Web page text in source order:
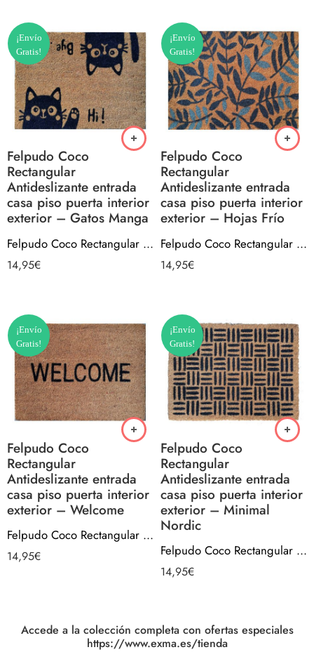
¡Envío
Gratis!
Felpudo Coco
Rectangular
Antideslizante entrada
casa piso puerta interior
exterior – Gatos Manga
Felpudo Coco Rectangular Antideslizante entrada casa piso puerta interior exterior – Gatos Manga
14,95€
¡Envío
Gratis!
Felpudo Coco
Rectangular
Antideslizante entrada
casa piso puerta interior
exterior – Hojas Frío
Felpudo Coco Rectangular Antideslizante entrada casa piso puerta interior exterior – Hojas Frío
14,95€
¡Envío
Gratis!
Felpudo Coco
Rectangular
Antideslizante entrada
casa piso puerta interior
exterior – Welcome
Felpudo Coco Rectangular Antideslizante entrada casa piso puerta interior exterior – Welcome
14,95€
¡Envío
Gratis!
Felpudo Coco
Rectangular
Antideslizante entrada
casa piso puerta interior
exterior – Minimal
Nordic
Felpudo Coco Rectangular Antideslizante entrada casa piso puerta interior exterior – Minimal Nordic
14,95€
Accede a la colección completa con ofertas especiales
https://www.exma.es/tienda